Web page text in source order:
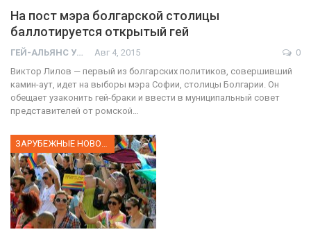
На пост мэра болгарской столицы
баллотируется открытый гей
ГЕЙ-АЛЬЯНС УКРАИНА Авг 4, 2015
0
Виктор Лилов — первый из болгарских политиков, совершивший
камин-аут, идет на выборы мэра Софии, столицы Болгарии. Он
обещает узаконить гей-браки и ввести в муниципальный совет
представителей от ромской…
ЗАРУБЕЖНЫЕ НОВОСТИ